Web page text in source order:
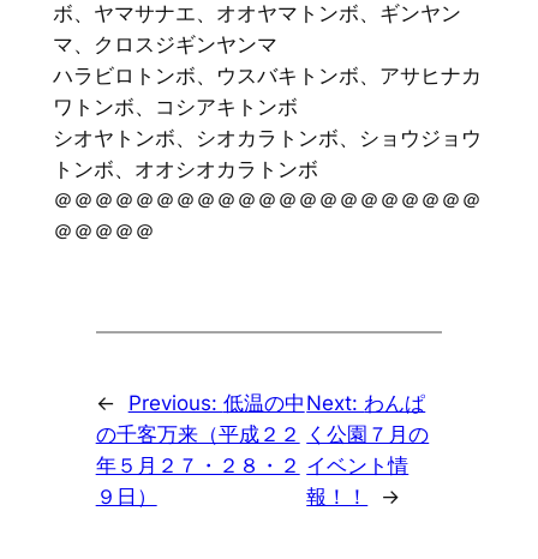
ボ、ヤマサナエ、オオヤマトンボ、ギンヤン
マ、クロスジギンヤンマ
ハラビロトンボ、ウスバキトンボ、アサヒナカ
ワトンボ、コシアキトンボ
シオヤトンボ、シオカラトンボ、ショウジョウ
トンボ、オオシオカラトンボ
＠＠＠＠＠＠＠＠＠＠＠＠＠＠＠＠＠＠＠＠＠
＠＠＠＠＠
← Previous: 低温の中
の千客万来（平成２２
年５月２７・２８・２
９日）
Next:わんぱ
く公園７月の
イベント情
報！！
→